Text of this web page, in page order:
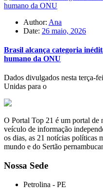
Author: Ana
Date: 26 maio, 2026
Brasil alcança categoria
humano da ONU
Dados divulgados nesta terça-
Unidas para o
O Portal Top 21 é um portal de
veículo de informação
os dias, as 21 notícias políticas
mundo e do Sertão
Nossa Sede
Petrolina - PE